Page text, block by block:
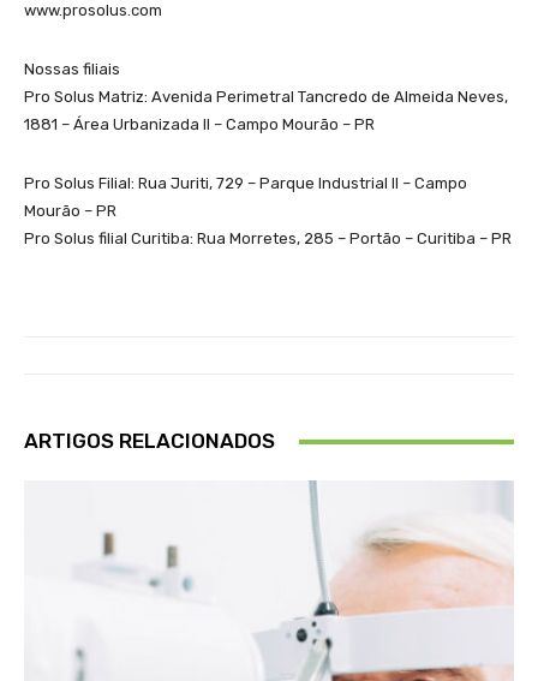
www.prosolus.com
Nossas filiais
Pro Solus Matriz: Avenida Perimetral Tancredo de Almeida Neves,
1881 – Área Urbanizada II – Campo Mourão – PR
Pro Solus Filial: Rua Juriti, 729 – Parque Industrial II – Campo
Mourão – PR
Pro Solus filial Curitiba: Rua Morretes, 285 – Portão – Curitiba – PR
ARTIGOS RELACIONADOS